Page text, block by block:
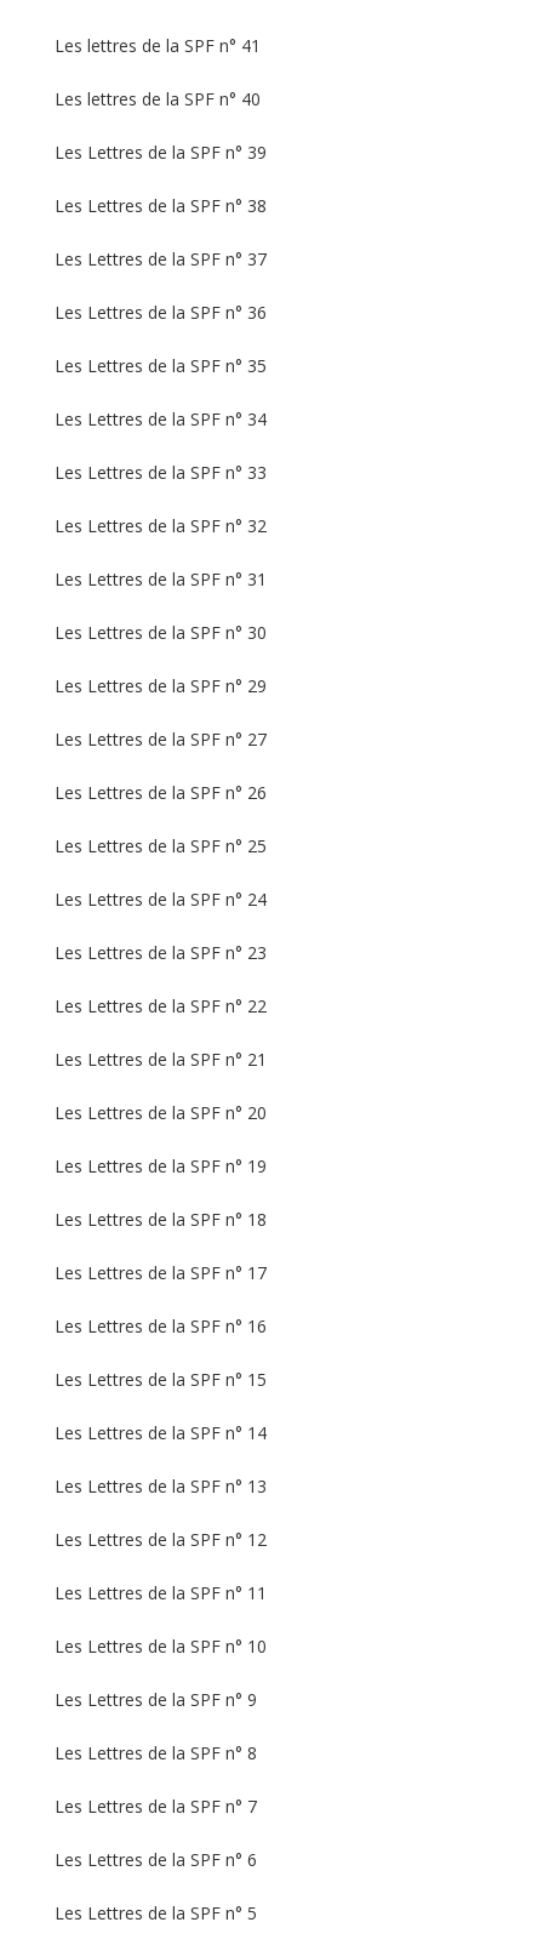
Les lettres de la SPF n° 41
Les lettres de la SPF n° 40
Les Lettres de la SPF n° 39
Les Lettres de la SPF n° 38
Les Lettres de la SPF n° 37
Les Lettres de la SPF n° 36
Les Lettres de la SPF n° 35
Les Lettres de la SPF n° 34
Les Lettres de la SPF n° 33
Les Lettres de la SPF n° 32
Les Lettres de la SPF n° 31
Les Lettres de la SPF n° 30
Les Lettres de la SPF n° 29
Les Lettres de la SPF n° 27
Les Lettres de la SPF n° 26
Les Lettres de la SPF n° 25
Les Lettres de la SPF n° 24
Les Lettres de la SPF n° 23
Les Lettres de la SPF n° 22
Les Lettres de la SPF n° 21
Les Lettres de la SPF n° 20
Les Lettres de la SPF n° 19
Les Lettres de la SPF n° 18
Les Lettres de la SPF n° 17
Les Lettres de la SPF n° 16
Les Lettres de la SPF n° 15
Les Lettres de la SPF n° 14
Les Lettres de la SPF n° 13
Les Lettres de la SPF n° 12
Les Lettres de la SPF n° 11
Les Lettres de la SPF n° 10
Les Lettres de la SPF n° 9
Les Lettres de la SPF n° 8
Les Lettres de la SPF n° 7
Les Lettres de la SPF n° 6
Les Lettres de la SPF n° 5